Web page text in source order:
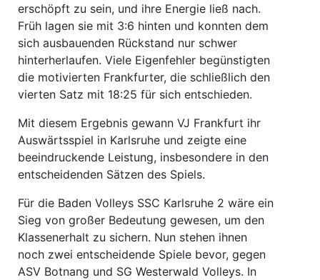
erschöpft zu sein, und ihre Energie ließ nach.
Früh lagen sie mit 3:6 hinten und konnten dem
sich ausbauenden Rückstand nur schwer
hinterherlaufen. Viele Eigenfehler begünstigten
die motivierten Frankfurter, die schließlich den
vierten Satz mit 18:25 für sich entschieden.
Mit diesem Ergebnis gewann VJ Frankfurt ihr
Auswärtsspiel in Karlsruhe und zeigte eine
beeindruckende Leistung, insbesondere in den
entscheidenden Sätzen des Spiels.
Für die Baden Volleys SSC Karlsruhe 2 wäre ein
Sieg von großer Bedeutung gewesen, um den
Klassenerhalt zu sichern. Nun stehen ihnen
noch zwei entscheidende Spiele bevor, gegen
ASV Botnang und SG Westerwald Volleys. In